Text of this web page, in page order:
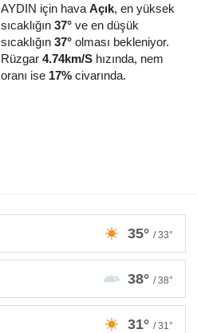
AYDIN için hava Açık, en yüksek
sıcaklığın 37°ve en düşük
sıcaklığın 37°olması bekleniyor.
Rüzgar 4.74km/Shızında, nem
oranı ise 17%civarında.
35° / 33°
38° / 38°
31° / 31°